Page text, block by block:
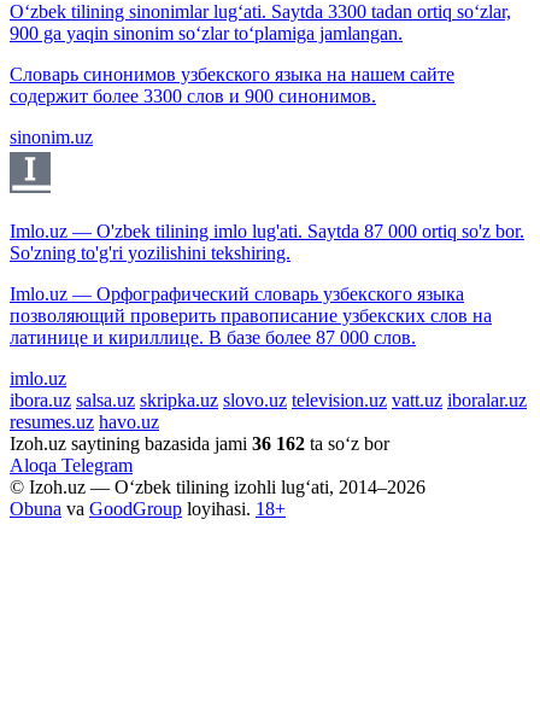
O‘zbek tilining sinonimlar lug‘ati. Saytda 3300 tadan ortiq so‘zlar,
900 ga yaqin sinonim so‘zlar to‘plamiga jamlangan.
Словарь синонимов узбекского языка на нашем сайте
содержит более 3300 слов и 900 синонимов.
sinonim.uz
Imlo.uz — O'zbek tilining imlo lug'ati. Saytda 87 000 ortiq so'z bor.
So'zning to'g'ri yozilishini tekshiring.
Imlo.uz — Орфографический словарь узбекского языка
позволяющий проверить правописание узбекских слов на
латинице и кириллице. В базе более 87 000 слов.
imlo.uz
ibora.uz salsa.uz skripka.uz slovo.uz television.uz vatt.uz iboralar.uz
resumes.uz havo.uz
Izoh.uz saytining bazasida jami 36 162 ta so‘z bor
Aloqa Telegram
© Izoh.uz — O‘zbek tilining izohli lug‘ati, 2014–2026
Obuna va GoodGroup loyihasi. 18+